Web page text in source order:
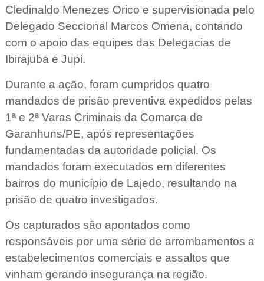
Cledinaldo Menezes Orico e supervisionada pelo
Delegado Seccional Marcos Omena, contando
com o apoio das equipes das Delegacias de
Ibirajuba e Jupi.
Durante a ação, foram cumpridos quatro
mandados de prisão preventiva expedidos pelas
1ª e 2ª Varas Criminais da Comarca de
Garanhuns/PE, após representações
fundamentadas da autoridade policial. Os
mandados foram executados em diferentes
bairros do município de Lajedo, resultando na
prisão de quatro investigados.
Os capturados são apontados como
responsáveis por uma série de arrombamentos a
estabelecimentos comerciais e assaltos que
vinham gerando insegurança na região.